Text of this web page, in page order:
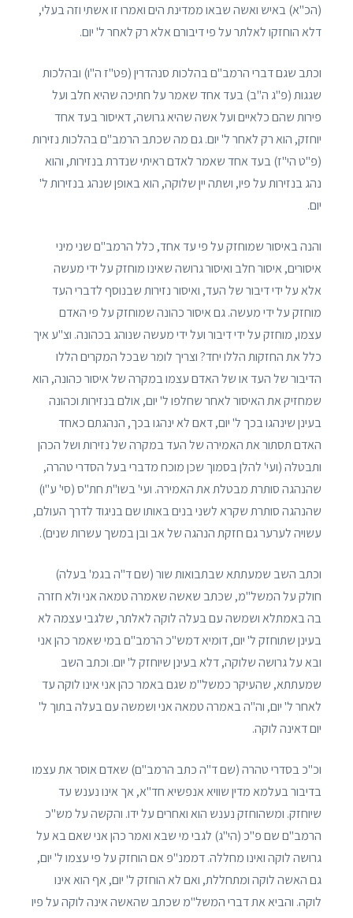
(הכ"א) באיש ואשה שבאו ממדינת הים ואמרו זו אשתי וזה בעלי,
דלא הוחזקו לאלתר על פי דיבורם אלא רק לאחר ל' יום.
וכתב שגם דברי הרמב"ם בהלכות סנהדרין (פט"ז ה"ו) ובהלכות
שגגות (פ"ג ה"ב) בעד אחד שאמר על חתיכה שהיא חלב ועל
פירות שהם כלאיים ועל אשה שהיא גרושה, דאיסור בעד אחד
יוחזק, הוא רק לאחר ל' יום. גם מה שכתב הרמב"ם בהלכות נזירות
(פ"ט הי"ז) בעד אחד שאמר לאדם ראיתי שנדרת בנזירות, והוא
נהג בנזירות על פיו, ושתה יין שלוקה, הוא באופן שנהג בנזירות ל'
יום.
והנה באיסור שמוחזק על פי עד אחד, כלל הרמב"ם שני מיני
איסורים, איסור חלב ואיסור גרושה שאינו מוחזק על ידי מעשה
אלא על ידי דיבור של העד, ואיסור נזירות שבנוסף לדברי העד
מוחזק על ידי מעשה. גם איסור כהונה שמוחזק על פי האדם
עצמו, מוחזק על ידי דיבור ועל ידי מעשה שנוהג בכהונה. וצ"ע איך
כלל את החזקות הללו יחד? וצריך לומר שבכל המקרים הללו
הדיבור של העד או של האדם עצמו במקרה של איסור כהונה, הוא
שמחזיק את האיסור לאחר שחלפו ל' יום, אולם בנזירות וכהונה
בעינן שינהגו בכך ל' יום, דאם לא ינהגו בכך, הנהגתם כאחד
האדם תסתור את האמירה של העד במקרה של נזירות ושל הכהן
ותבטלה (ועי' להלן בסמוך שכן מוכח מדברי בעל הסדרי טהרה,
שהנהגה סותרת מבטלת את האמירה. ועי' בשו"ת חת"ס (סי' ע"ו)
שהנהגה סותרת שקרא לשני בנים באותו שם בניגוד לדרך העולם,
עשויה לערער גם חזקת הנהגה של אב ובן במשך עשרות שנים).
וכתב השב שמעתתא שבתבואות שור (שם ד"ה בגמ' בעלה)
חולק על המשל"מ, שכתב שאשה שאמרה טמאה אני ולא חזרה
בה באמתלא ושמשה עם בעלה לוקה לאלתר, שלגבי עצמה לא
בעינן שתוחזק ל' יום, דומיא דמש"כ הרמב"ם במי שאמר כהן אני
ובא על גרושה שלוקה, דלא בעינן שיוחזק ל' יום. וכתב השב
שמעתתא, שהעיקר כמשל"מ שגם באמר כהן אני אינו לוקה עד
לאחר ל' יום, וה"ה באמרה טמאה אני ושמשה עם בעלה בתוך ל'
יום דאינה לוקה.
וכ"כ בסדרי טהרה (שם ד"ה כתב הרמב"ם) שאדם אוסר את עצמו
בדיבור בעלמא מדין שוויא אנפשיא חד"א, אך אינו נענש עד
שיוחזק. ומשהוחזק נענש הוא ואחרים על ידו. והקשה על מש"כ
הרמב"ם שם פ"כ (הי"ג) לגבי מי שבא ואמר כהן אני שאם בא על
גרושה לוקה ואינו מחללה. דממנ"פ אם הוחזק על פי עצמו ל' יום,
גם האשה לוקה ומתחללת, ואם לא הוחזק ל' יום, אף הוא אינו
לוקה. והביא את דברי המשל"מ שכתב שהאשה אינה לוקה על פיו